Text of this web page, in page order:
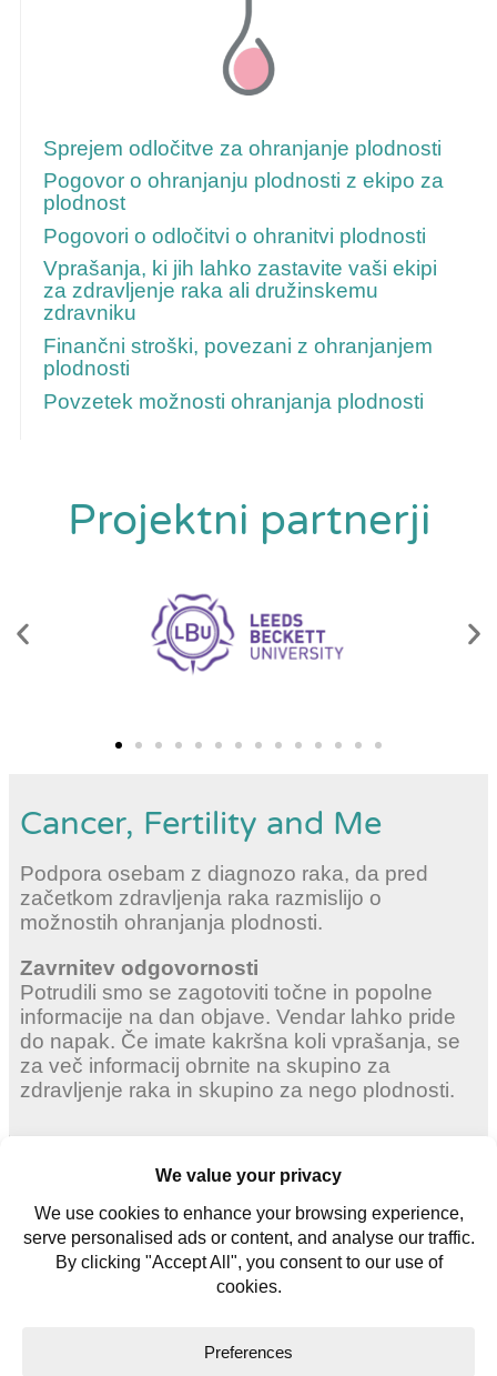
Sprejem odločitve za ohranjanje plodnosti
Pogovor o ohranjanju plodnosti z ekipo za
plodnost
Pogovori o odločitvi o ohranitvi plodnosti
Vprašanja, ki jih lahko zastavite vaši ekipi
za zdravljenje raka ali družinskemu
zdravniku
Finančni stroški, povezani z ohranjanjem
plodnosti
Povzetek možnosti ohranjanja plodnosti
Projektni partnerji
Cancer, Fertility and Me
Podpora osebam z diagnozo raka, da pred
začetkom zdravljenja raka razmislijo o
možnostih ohranjanja plodnosti.
Zavrnitev odgovornosti
Potrudili smo se zagotoviti točne in popolne
informacije na dan objave. Vendar lahko pride
do napak. Če imate kakršna koli vprašanja, se
za več informacij obrnite na skupino za
zdravljenje raka in skupino za nego plodnosti.
Mlade moške
Kontaktiraj nas